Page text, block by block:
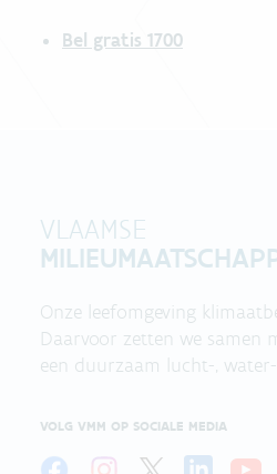
Bel gratis 1700
VLAAMSE
Onze leefomgeving
Daarvoor zetten we samen
een duurzaam lucht-,
VOLG VMM OP SOCIALE MEDIA